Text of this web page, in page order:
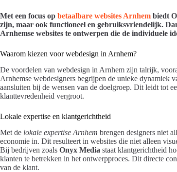
Met een focus op betaalbare websites Arnhem biedt
zijn, maar ook functioneel en gebruiksvriendelijk.
Arnhemse websites te ontwerpen die de individuele
Waarom kiezen voor webdesign in Arnhem?
De voordelen van webdesign in Arnhem zijn talrijk,
Arnhemse webdesigners begrijpen de unieke dynamiek
aansluiten bij de wensen van de doelgroep. Dit leidt tot
klanttevredenheid vergroot.
Lokale expertise en klantgerichtheid
Met de lokale expertise Arnhem brengen designers niet
economie in. Dit resulteert in websites die niet alleen
Bij bedrijven zoals Onyx Media staat klantgerichtheid
klanten te betrekken in het ontwerpproces. Dit directe
van de klant.